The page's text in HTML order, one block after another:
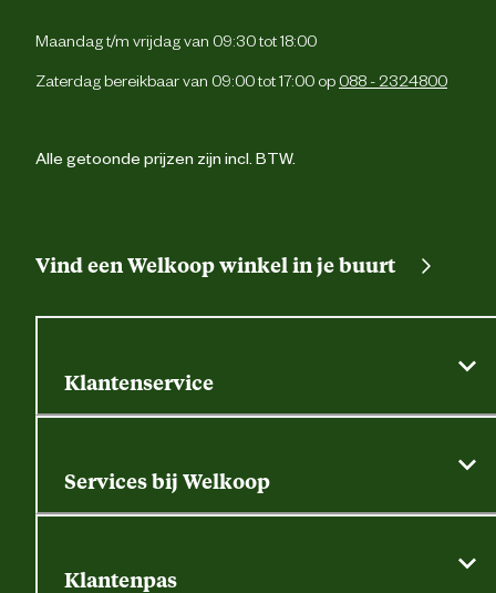
Maandag t/m vrijdag van 09:30 tot 18:00
Zaterdag bereikbaar van 09:00 tot 17:00 op 088 - 2324800
Alle getoonde prijzen zijn incl. BTW.
Vind een Welkoop winkel in je buurt
Klantenservice
Contactformulier
Retouren, service en garantie
Services bij Welkoop
Klantenpas